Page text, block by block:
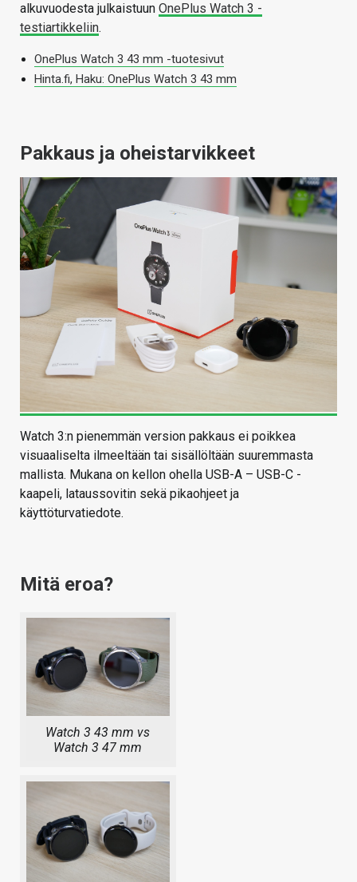
alkuvuodesta julkaistuun OnePlus Watch 3 -
testiartikkeliin.
OnePlus Watch 3 43 mm -tuotesivut
Hinta.fi, Haku: OnePlus Watch 3 43 mm
Pakkaus ja oheistarvikkeet
Watch 3:n pienemmän version pakkaus ei poikkea
visuaaliselta ilmeeltään tai sisällöltään suuremmasta
mallista. Mukana on kellon ohella USB-A – USB-C -
kaapeli, lataussovitin sekä pikaohjeet ja
käyttöturvatiedote.
Mitä eroa?
Watch 3 43 mm vs
Watch 3 47 mm